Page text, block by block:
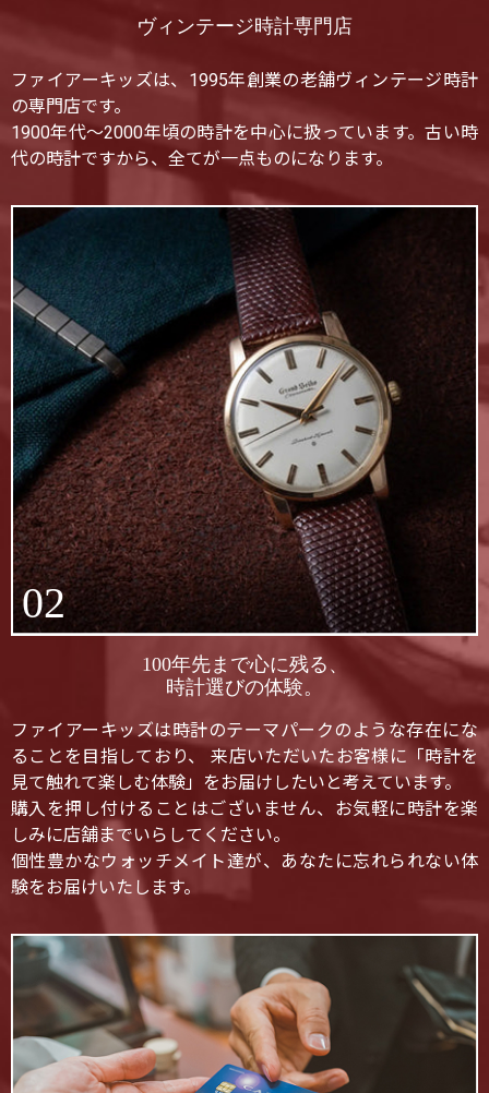
ヴィンテージ時計専門店
ファイアーキッズは、1995年創業の老舗ヴィンテージ時計
の専門店です。
1900年代〜2000年頃の時計を中心に扱っています。古い時
代の時計ですから、全てが一点ものになります。
02
100年先まで心に残る、
時計選びの体験。
ファイアーキッズは時計のテーマパークのような存在にな
ることを目指しており、 来店いただいたお客様に「時計を
見て触れて楽しむ体験」をお届けしたいと考えています。
購入を押し付けることはございません、お気軽に時計を楽
しみに店舗までいらしてください。
個性豊かなウォッチメイト達が、あなたに忘れられない体
験をお届けいたします。